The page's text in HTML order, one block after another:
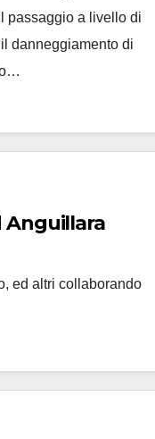
passaggio a livello di
danneggiamento di
Anguillara
ed altri collaborando